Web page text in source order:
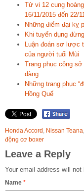
Tử vi 12 cung
16/11/2015 đến 22/
Những điểm đại kỵ
Khi tuyển dụng
Luận đoán sơ lược
của người tuổi Mùi
Trang phục công
dàng
Những trang phục
Hồng Quế
Honda Accord , Nissan Teana,
động cơ boxer
Leave a Reply
Your email address will not
Name *